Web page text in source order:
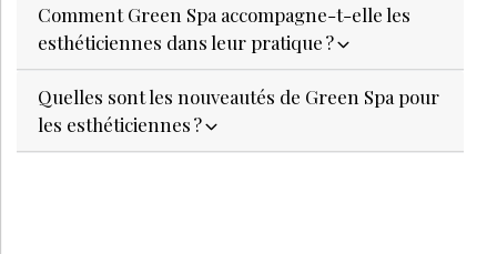
Comment Green Spa accompagne-t-elle les
esthéticiennes dans leur pratique ?
Quelles sont les nouveautés de Green Spa pour
les esthéticiennes ?